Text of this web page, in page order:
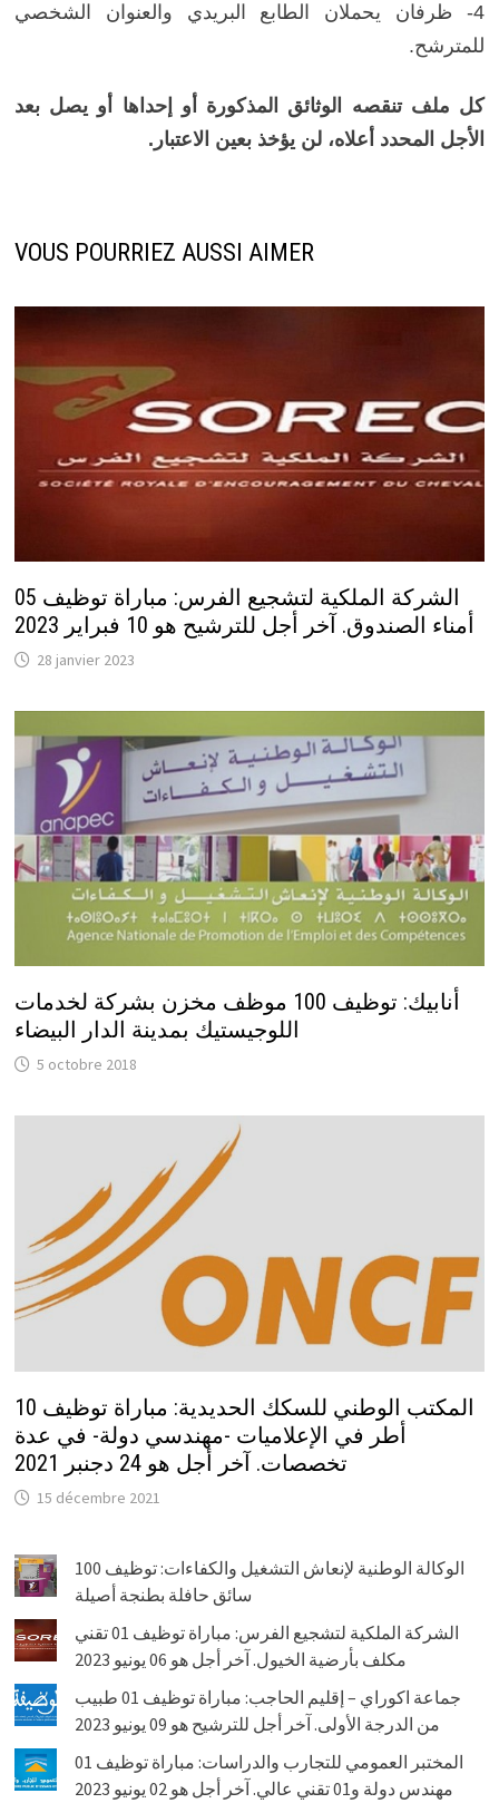
4- ظرفان يحملان الطابع البريدي والعنوان الشخصي
للمترشح.
كل ملف تنقصه الوثائق المذكورة أو إحداها أو يصل بعد
الأجل المحدد أعلاه، لن يؤخذ بعين الاعتبار.
VOUS POURRIEZ AUSSI AIMER
الشركة الملكية لتشجيع الفرس: مباراة توظيف 05
أمناء الصندوق. آخر أجل للترشيح هو 10 فبراير 2023
28 janvier 2023
أنابيك: توظيف 100 موظف مخزن بشركة لخدمات
اللوجيستيك بمدينة الدار البيضاء
5 octobre 2018
المكتب الوطني للسكك الحديدية: مباراة توظيف 10
أطر في الإعلاميات -مهندسي دولة- في عدة
تخصصات. آخر أجل هو 24 دجنبر 2021
15 décembre 2021
الوكالة الوطنية لإنعاش التشغيل والكفاءات: توظيف 100
سائق حافلة بطنجة أصيلة
الشركة الملكية لتشجيع الفرس: مباراة توظيف 01 تقني
مكلف بأرضية الخيول. آخر أجل هو 06 يونيو 2023
جماعة اكوراي – إقليم الحاجب: مباراة توظيف 01 طبيب
من الدرجة الأولى. آخر أجل للترشيح هو 09 يونيو 2023
المختبر العمومي للتجارب والدراسات: مباراة توظيف 01
مهندس دولة و01 تقني عالي. آخر أجل هو 02 يونيو 2023